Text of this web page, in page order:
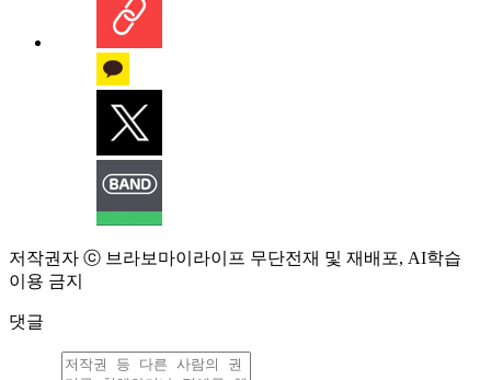
저작권자 ⓒ 브라보마이라이프 무단전재 및 재배포, AI학습
이용 금지
댓글